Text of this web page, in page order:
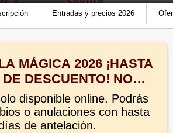
Entradas y precios 2026
MÁGICA 2026 ¡HASTA
DE DESCUENTO! NO
AGUA MÁGICA.
disponible online. Podrás
o anulaciones con hasta
de antelación.